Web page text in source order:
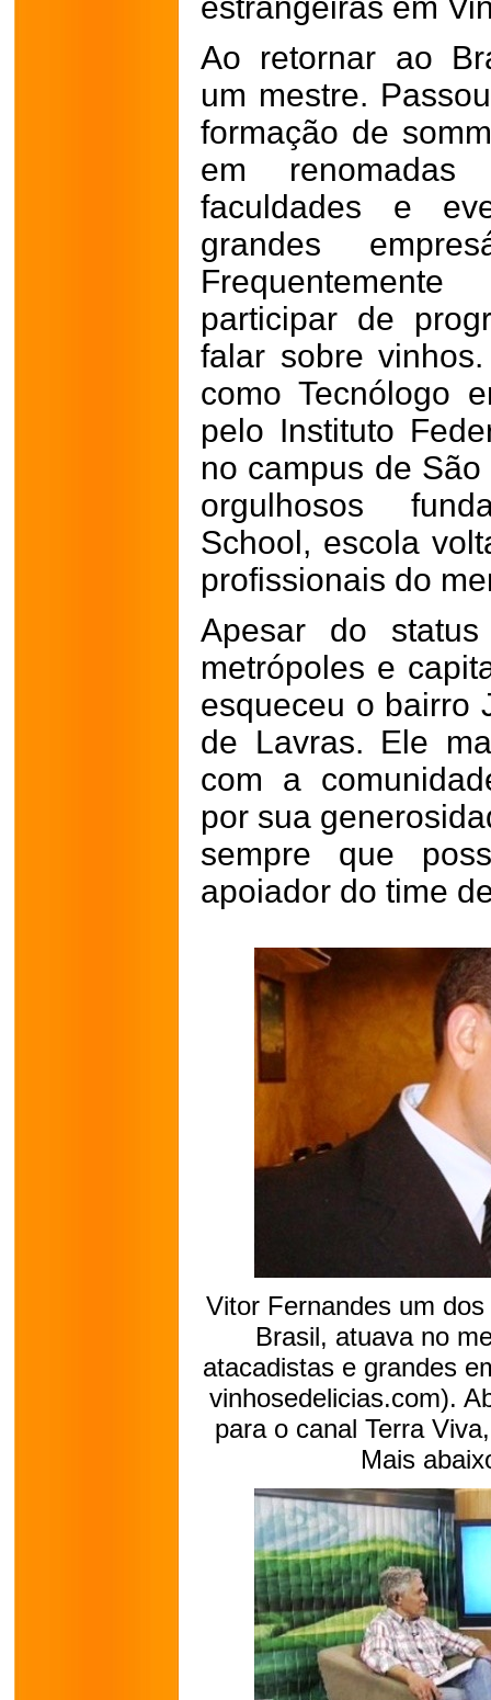
Ao retornar ao
um mestre.
formação de
em renomadas
faculdades e
grandes
participar de
falar sobre
como Tecnólogo
pelo Instituto
no campus de
orgulhosos
School, escola
profissionais do
Apesar do
metrópoles e
esqueceu o bairro
de Lavras. Ele
com a
por sua
sempre que
apoiador do time
Vitor Fernandes um
Brasil, atuava no
atacadistas e grandes
vinhosedelicias.com).
para o canal Terra
Mais